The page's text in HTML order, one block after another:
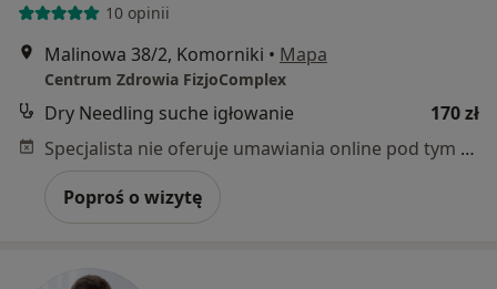
10 opinii
Malinowa 38/2, Komorniki • Mapa
Centrum Zdrowia FizjoComplex
Dry Needling suche igłowanie
170 zł
Specjalista nie oferuje umawiania online pod tym adresem.
Poproś o wizytę